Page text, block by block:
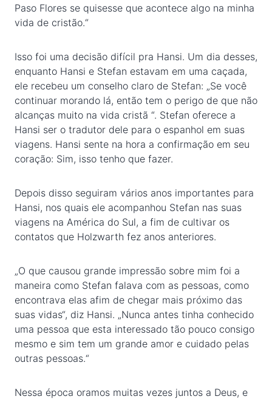
Paso Flores se quisesse que acontece algo na minha
vida de cristão.“
Isso foi uma decisão difícil pra Hansi. Um dia desses,
enquanto Hansi e Stefan estavam em uma caçada,
ele recebeu um conselho claro de Stefan: „Se você
continuar morando lá, então tem o perigo de que não
alcanças muito na vida cristã “. Stefan oferece a
Hansi ser o tradutor dele para o espanhol em suas
viagens. Hansi sente na hora a confirmação em seu
coração: Sim, isso tenho que fazer.
Depois disso seguiram vários anos importantes para
Hansi, nos quais ele acompanhou Stefan nas suas
viagens na América do Sul, a fim de cultivar os
contatos que Holzwarth fez anos anteriores.
„O que causou grande impressão sobre mim foi a
maneira como Stefan falava com as pessoas, como
encontrava elas afim de chegar mais próximo das
suas vidas“, diz Hansi. „Nunca antes tinha conhecido
uma pessoa que esta interessado tão pouco consigo
mesmo e sim tem um grande amor e cuidado pelas
outras pessoas.“
Nessa época oramos muitas vezes juntos a Deus, e